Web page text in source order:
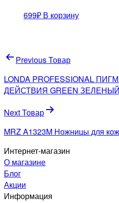
699₽ В корзину
Навигация
по
записям
Previous Товар
LONDA PROFESSIONAL
ДЕЙСТВИЯ GREEN
Next Товар
MRZ A1323M Ножницы для
Интернет-магазин
О магазине
Блог
Акции
Информация